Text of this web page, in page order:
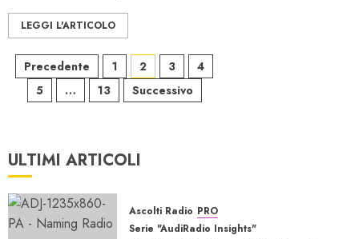
LEGGI L'ARTICOLO
Paginazione
degli
Precedente 1 2 3
4
5
… 13 Successivo
ULTIMI ARTICOLI
Ascolti Radio PRO
Serie "AudiRadio Insights"